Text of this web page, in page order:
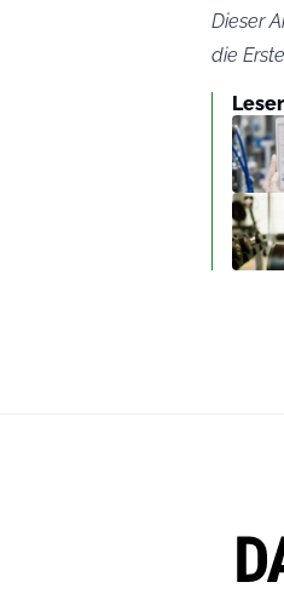
Dieser
die